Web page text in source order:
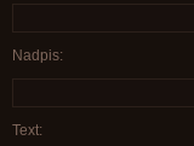
Nadpis:
Text: